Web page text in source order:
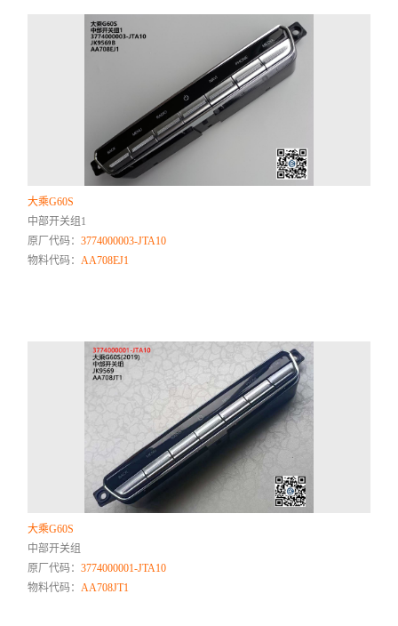
大乘G60S
中部开关组1
原厂代码：3774000003-JTA10
物料代码： AA708EJ1
大乘G60S
中部开关组
原厂代码：3774000001-JTA10
物料代码： AA708JT1